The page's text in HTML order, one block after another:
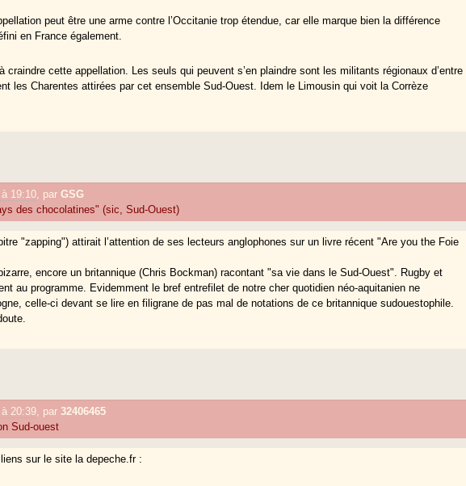
peut être une arme contre l’Occitanie trop étendue, car elle marque bien la différence
en France également.
craindre cette appellation. Les seuls qui peuvent s’en plaindre sont les militants régionaux d’entre
les Charentes attirées par cet ensemble Sud-Ouest. Idem le Limousin qui voit la Corrèze
19:10 parGSG
des chocolatines" (sic, Sud-Ouest)
"zapping") attirait l’attention de ses lecteurs anglophones sur un livre récent "Are you the Foie
encore un britannique (Chris Bockman) racontant "sa vie dans le Sud-Ouest". Rugby et
au programme. Evidemment le bref entrefilet de notre cher quotidien néo-aquitanien ne
celle-ci devant se lire en filigrane de pas mal de notations de ce britannique sudouestophile.
20:39 par32406465
Sud-ouest
sur le site la depeche.fr :